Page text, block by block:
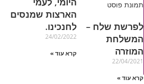
לפרשת שלח –
המשלחת
המוזרה
22/04/2021
קרא עוד »
הארצות שמנסים
לחנכינו.
24/02/2022
קרא עוד »